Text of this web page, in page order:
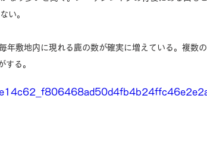
い。
敷地内に現れる鹿の数が確実に増えている。複数
する。